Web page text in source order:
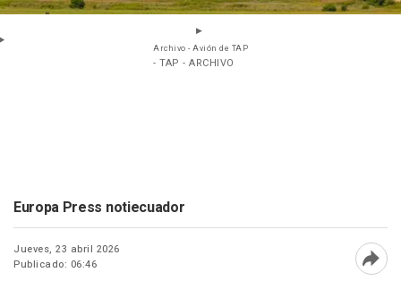
Archivo - Avión de TAP
- TAP - ARCHIVO
Europa Press notiecuador
Jueves, 23 abril 2026
Publicado: 06:46